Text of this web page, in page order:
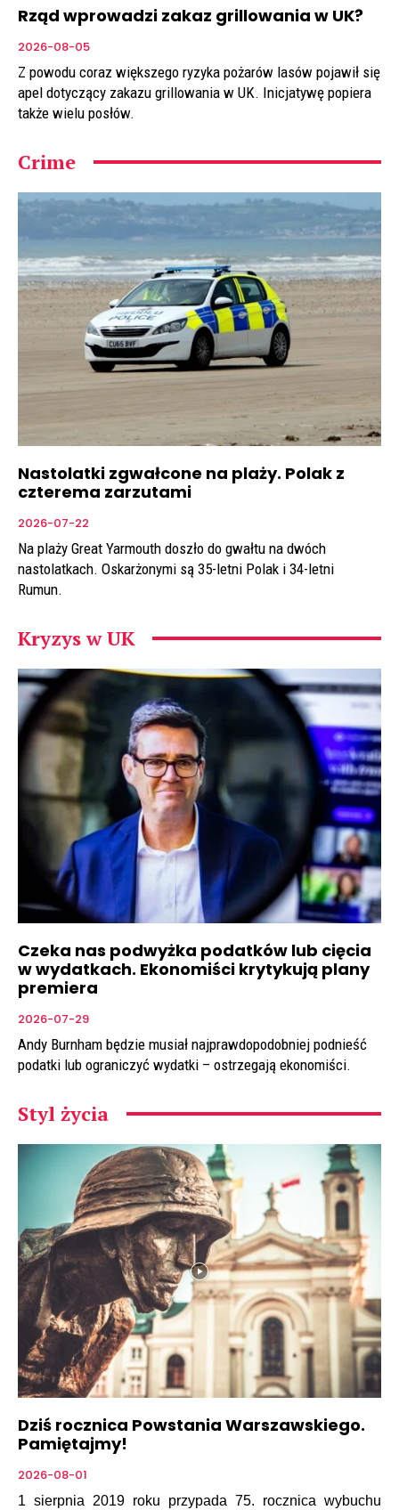
Rząd wprowadzi zakaz grillowania w UK?
2026-08-05
Z powodu coraz większego ryzyka pożarów lasów pojawił się
apel dotyczący zakazu grillowania w UK. Inicjatywę popiera
także wielu posłów.
Crime
Nastolatki zgwałcone na plaży. Polak z
czterema zarzutami
2026-07-22
Na plaży Great Yarmouth doszło do gwałtu na dwóch
nastolatkach. Oskarżonymi są 35-letni Polak i 34-letni
Rumun.
Kryzys w UK
Czeka nas podwyżka podatków lub cięcia
w wydatkach. Ekonomiści krytykują plany
premiera
2026-07-29
Andy Burnham będzie musiał najprawdopodobniej podnieść
podatki lub ograniczyć wydatki – ostrzegają ekonomiści.
Styl życia
Dziś rocznica Powstania Warszawskiego.
Pamiętajmy!
2026-08-01
1 sierpnia 2019 roku przypada 75. rocznica wybuchu